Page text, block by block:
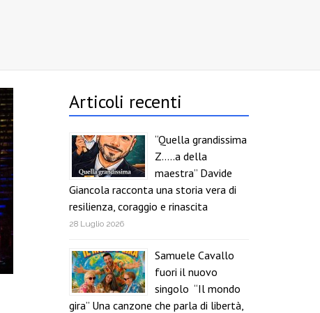
Articoli recenti
“Quella grandissima
Z…..a della
maestra” Davide
Giancola racconta una storia vera di
resilienza, coraggio e rinascita
28 Luglio 2026
Samuele Cavallo
fuori il nuovo
singolo “Il mondo
gira” Una canzone che parla di libertà,